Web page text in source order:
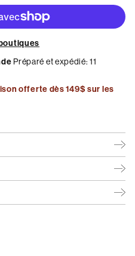
Préparé et expédié: 11
offerte dès 149$ sur les